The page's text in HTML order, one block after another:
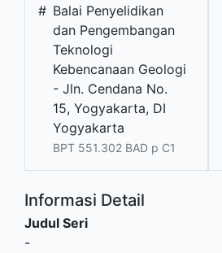
# Balai Penyelidikan
dan Pengembangan
Teknologi
Kebencanaan Geologi
- Jln. Cendana No.
15, Yogyakarta, DI
Yogyakarta
BPT 551.302 BAD p C1
Informasi Detail
Judul Seri
-